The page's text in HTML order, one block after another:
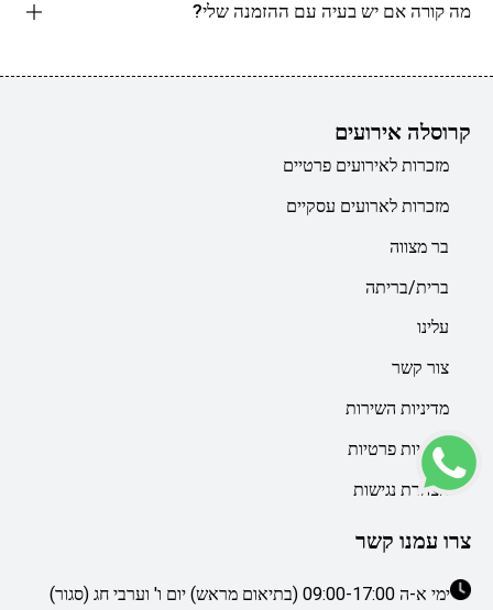
מה קורה אם יש בעיה עם ההזמנה שלי?
קרוסלה אירועים
מזכרות לאירועים פרטיים
מזכרות לארועים עסקיים
בר מצווה
ברית/בריתה
עלינו
צור קשר
מדיניות השירות
מדיניות פרטיות
הצהרת נגישות
צרו עמנו קשר
ימי א-ה 09:00-17:00 (בתיאום מראש) יום ו' וערבי חג (סגור)